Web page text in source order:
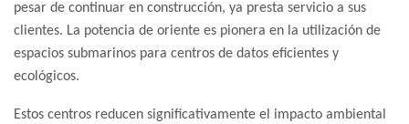
pesar de continuar en construcción, ya presta servicio a sus
clientes. La potencia de oriente es pionera en la utilización de
espacios submarinos para centros de datos eficientes y
ecológicos.
Estos centros reducen significativamente el impacto ambiental